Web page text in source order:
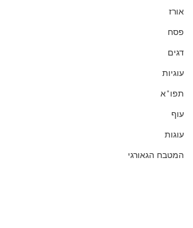
אורז
פסח
דגים
עוגיות
תפו"א
עוף
עוגות
המטבח הגאורגי